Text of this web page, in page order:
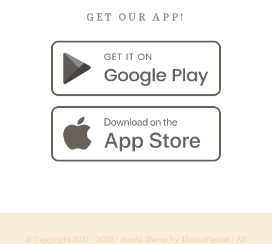
GET OUR APP!
© Copyright 2012 - 2026 | Avada Theme byThemeFusion| All